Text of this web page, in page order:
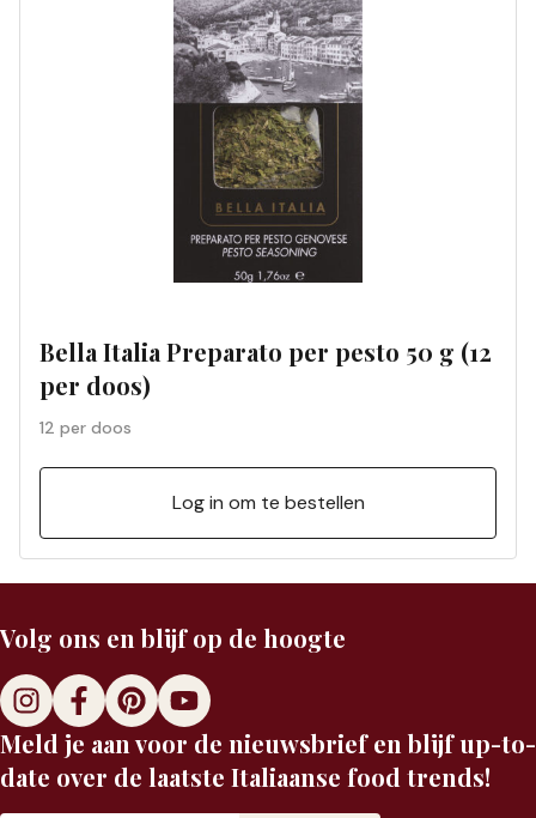
Bella Italia Preparato per pesto 50 g (12
per doos)
12 per doos
Log in om te bestellen
Volg ons en blijf op de hoogte
Meld je aan voor de nieuwsbrief en blijf up-to-
date over de laatste Italiaanse food trends!